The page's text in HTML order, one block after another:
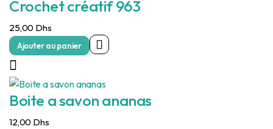
Crochet créatif 963
25,00 Dhs
Ajouter au panier
Boite a savon ananas
12,00 Dhs